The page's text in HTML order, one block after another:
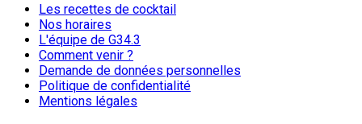
Les recettes de cocktail
Nos horaires
L'équipe de G34.3
Comment venir ?
Demande de données personnelles
Politique de confidentialité
Mentions légales